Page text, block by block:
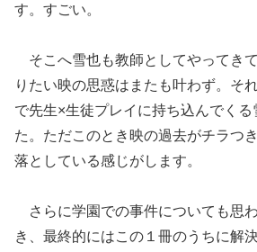
す。すごい。
そこへ雪也も教師としてやってき
りたい映の思惑はまたも叶わず。そ
で先生×生徒プレイに持ち込んでくる
た。ただこのとき映の過去がチラつ
落としている感じがします。
さらに学園での事件についても思
き、最終的にはこの１冊のうちに解